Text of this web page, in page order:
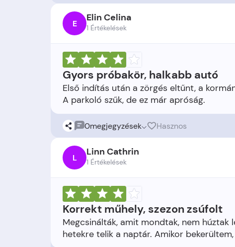
E Elin Celina
1 Értékelések
Gyors próbakör, halkabb autó
Első indítás után a zörgés eltűnt, a
0megjegyzések Hasznos
L Linn Cathrin
1 Értékelések
Korrekt műhely, szezon zsúfolt
Megcsinálták, amit mondtak, nem húztak